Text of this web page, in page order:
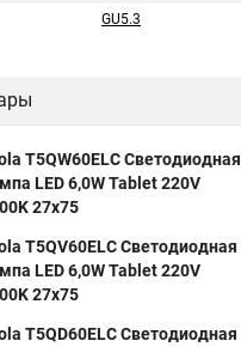
GU5.3
T5QW60ELC Светодиодная
LED 6,0W Tablet 220V
27x75
T5QV60ELC Светодиодная
LED 6,0W Tablet 220V
27x75
T5QD60ELC Светодиодная